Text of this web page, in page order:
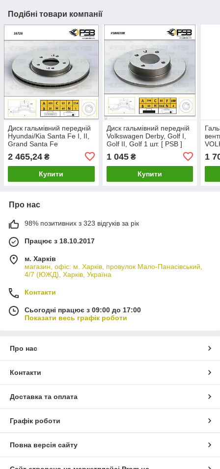
Подібні товари компанії
Диск гальмівний передній
Hyundai/Kia Santa Fe I, II,
Grand Santa Fe
517122W700
2 465,24 ₴
Купити
Диск гальмівний передній
Volkswagen Derby, Golf I,
Golf II, Golf 1 шт. [ PSB ]
1 045₴
Купити
]
1
Про нас
98% позитивних з 323 відгуків за рік
Працює з 18.10.2017
м. Харків
магазин, офіс: м. Харків, провулок Мало-Панасівський,
4/7 (ЮЖД), Харків, Україна
Контакти
Сьогодні працює з 09:00 до 17:00
Показати весь графік роботи
Про нас
Контакти
Доставка та оплата
Графік роботи
Повна версія сайту